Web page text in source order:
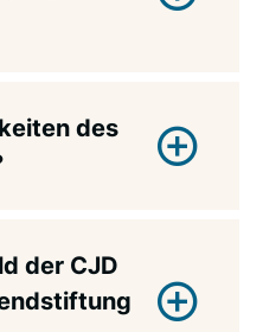
verwendet
gestifteter Betrag
bleibt
Stiftung nur mit
des
Sie eine
stocken durch eine
der CJD